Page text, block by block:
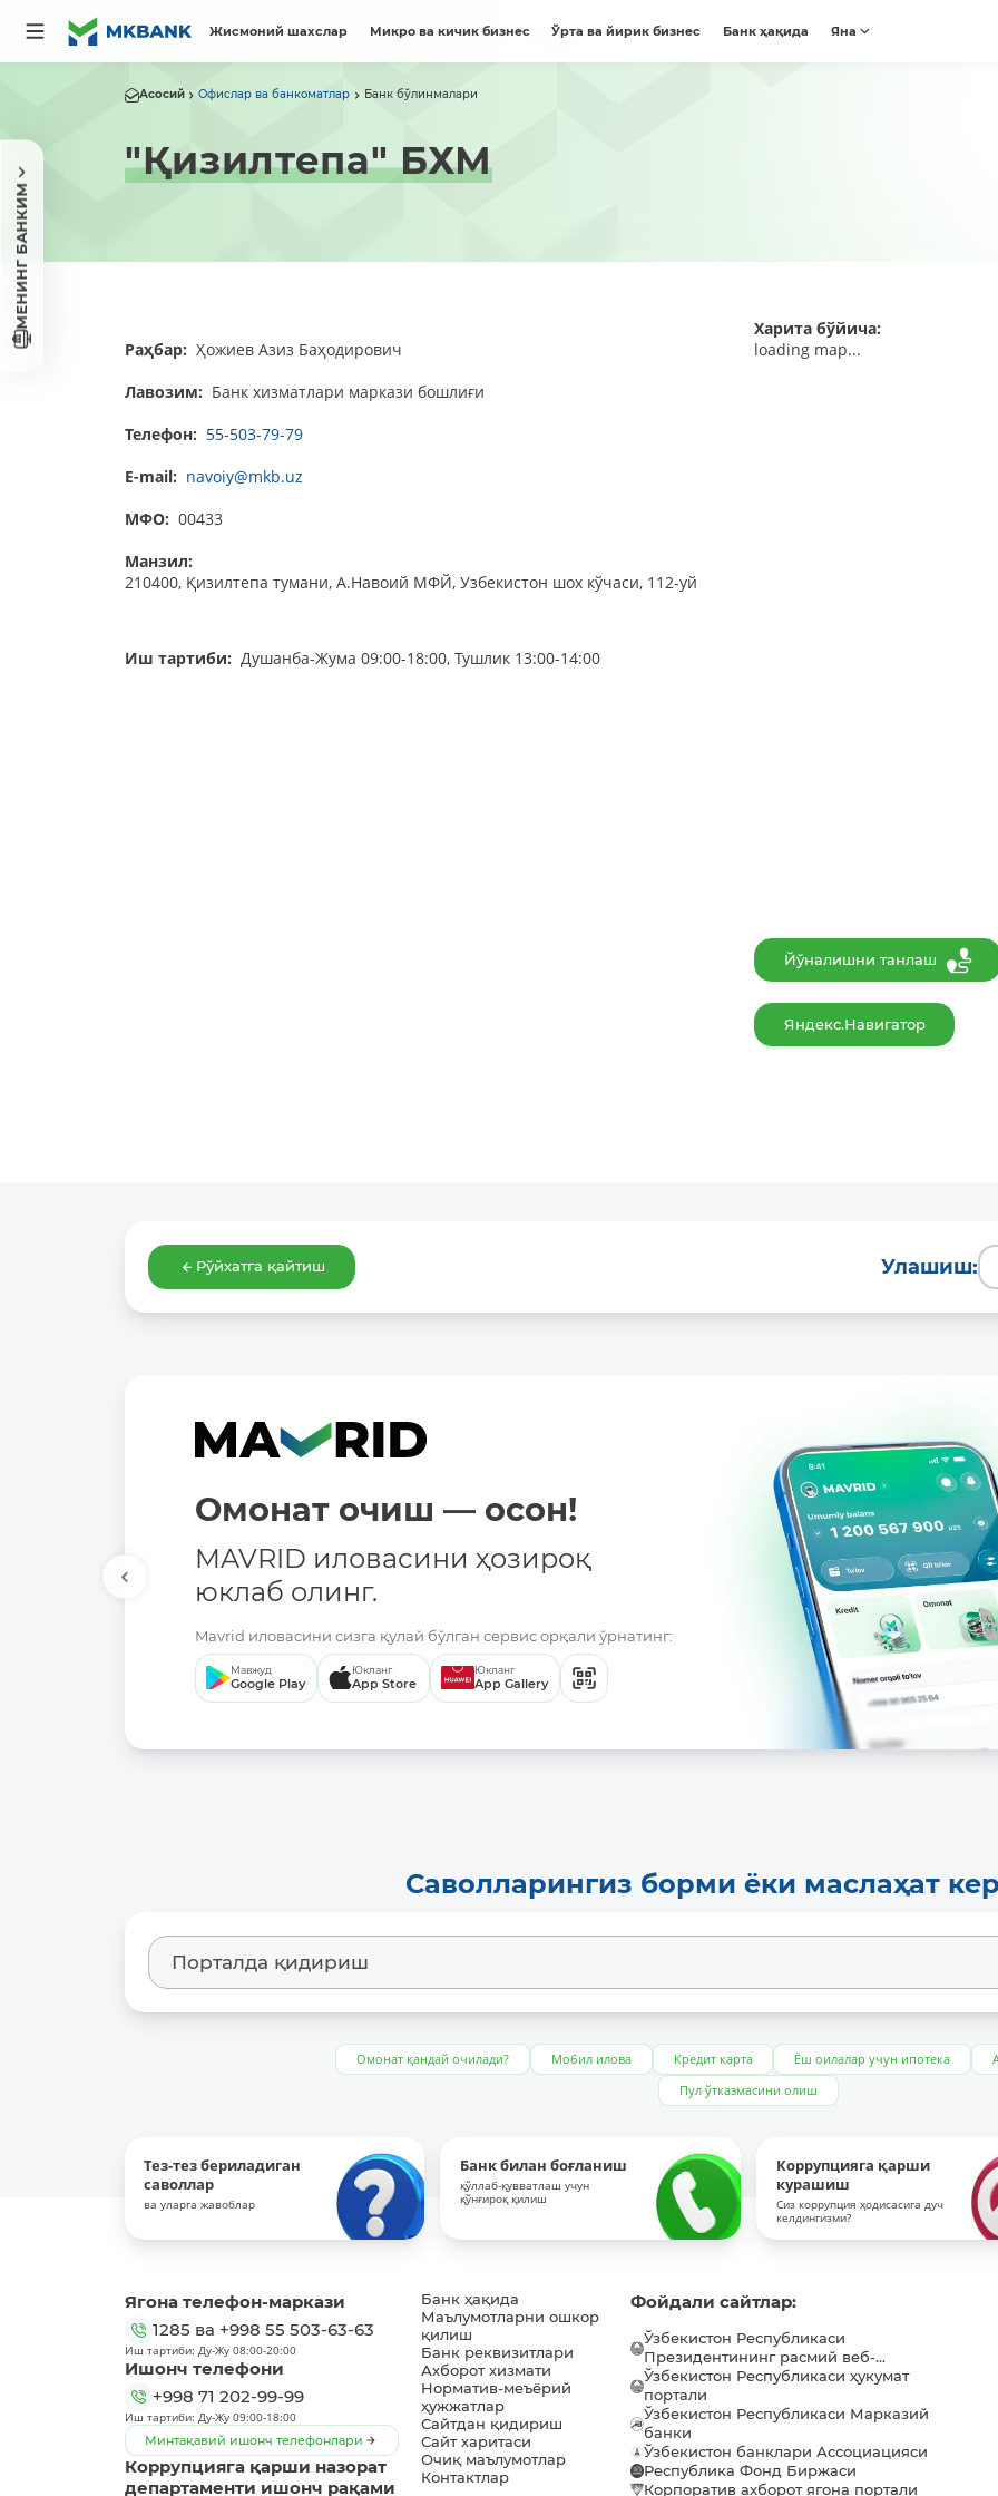
Жисмоний шахслар Микро ва кичик бизнес Ўрта ва йирик бизнес Банк ҳақида Яна
МЕНИНГ БАНКИМ
Асосий Офислар ва банкоматлар Банк бўлинмалари
"Қизилтепа" БХМ
Раҳбар: Ҳожиев Азиз Баҳодирович
Лавозим: Банк хизматлари маркази бошлиғи
Телефон: 55-503-79-79
E-mail: navoiy@mkb.uz
МФО: 00433
Манзил:
210400, Қизилтепа тумани, А.Навоий МФЙ, Узбекистон шох кўчаси, 112-уй
Иш тартиби: Душанба-Жума 09:00-18:00, Тушлик 13:00-14:00
Харита бўйича:
loading map...
Йўналишни танлаш
Яндекс.Навигатор
Рўйхатга қайтиш Улашиш:
Омонат очиш — осон!
MAVRID иловасини ҳозироқ
юклаб олинг.
Mavrid иловасини сизга қулай бўлган сервис орқали ўрнатинг:
Мавжуд
Google Play
Юкланг
App Store
Юкланг
App Gallery
Саволларингиз борми ёки маслаҳат
Омонат қандай очилади? Мобил илова Кредит карта Ёш оилалар учун ипотека
Пул ўтказмасини олиш
Тез-тез бериладиган
саволлар
ва уларга жавоблар
Банк билан боғланиш
қўллаб-қувватлаш учун
қўнғироқ қилиш
Коррупцияга қарши
курашиш
Сиз коррупция ҳодисасига дуч
келдингизми?
Ягона телефон-маркази
1285 ва +998 55 503-63-63
Иш тартиби: Ду-Жу 08:00-20:00
Ишонч телефони
+998 71 202-99-99
Иш тартиби: Ду-Жу 09:00-18:00
Минтақавий ишонч телефонлари
Коррупцияга қарши назорат
департаменти ишонч рақами
Банк ҳақида
Маълумотларни ошкор
қилиш
Банк реквизитлари
Ахборот хизмати
Норматив-меъёрий
ҳужжатлар
Сайтдан қидириш
Сайт харитаси
Очиқ маълумотлар
Контактлар
Фойдали сайтлар:
Ўзбекистон Республикаси
Президентининг расмий веб-...
Ўзбекистон Республикаси ҳукумат
портали
Ўзбекистон Республикаси Марказий
банки
Ўзбекистон банклари Ассоциацияси
Республика Фонд Биржаси
Корпоратив ахборот ягона портали